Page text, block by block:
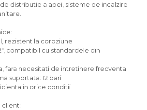
distributie a apei, sisteme de incalzire
rezistent la coroziune
compatibil cu standardele din
fara necesitati de intretinere frecventa
suportata: 12 bari
in orice conditii
client: